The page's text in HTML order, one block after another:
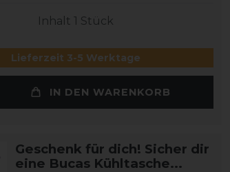
Inhalt 1 Stück
Lieferzeit 3-5 Werktage
IN DEN WARENKORB
Geschenk für dich! Sicher dir
eine Bucas Kühltasche...